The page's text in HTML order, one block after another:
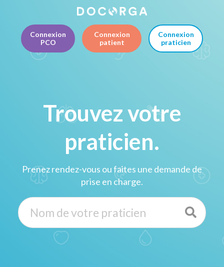
Connexion
PCO
Connexion
patient
Connexion
praticien
Trouvez votre
praticien.
Prenez rendez-vous ou faites une demande de
prise en charge.